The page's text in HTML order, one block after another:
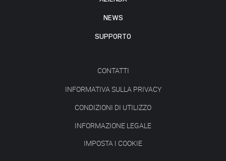
NEWS
SUPPORTO
CONTATTI
INFORMATIVA SULLA PRIVACY
CONDIZIONI DI UTILIZZO
INFORMAZIONE LEGALE
IMPOSTA I COOKIE